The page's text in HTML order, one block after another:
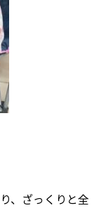
、ざっくりと全